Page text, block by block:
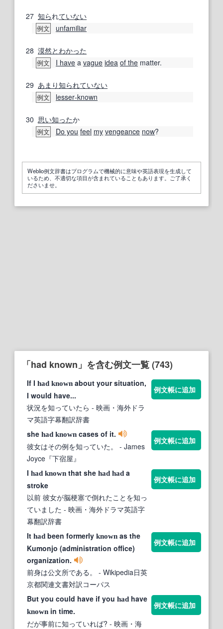
27 知られていない
例文 unfamiliar
28 漠然と わかった
例文 I have a vague idea of the matter.
29 あまり知られていない
例文 lesser‐known
30 思い知ったか
例文 Do you feel my vengeance now?
Weblio例文辞書はプログラムで機械的に意味や英語表現を生成して
いるため、不適切な項目が含まれていることもあります。ご了承く
ださいませ。
「had known」を含む例文一覧 (743)
If I had known about your situation,
I would have...
状況を知っていたら - 映画・海外ドラ
マ英語字幕翻訳辞書
例文帳に追加
she had known cases of it.
彼女はその例を知っていた。
- James
Joyce『下宿屋』
例文帳に追加
I had known that she had had a
stroke
以前 彼女が脳梗塞で倒れたことを知っ
ていました - 映画・海外ドラマ英語字
幕翻訳辞書
例文帳に追加
It had been formerly known as the
Kumonjo (administration office)
organization.
前身は公文所である。
- Wikipedia日英
京都関連文書対訳コーパス
例文帳に追加
But you could have if you had have
known in time.
だが事前に知っていれば? - 映画・海
例文帳に追加